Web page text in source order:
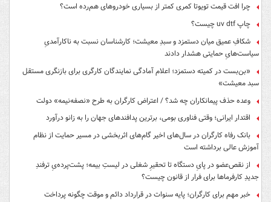
چرا افت قیمت تویوتا کمری کمتر از بسیاری خودروهای هم‌رده است؟
چاپ uv dtf چیست؟
شکافِ عمیق میان دستمزد و سبدِ معیشت؛ کارشناسان نسبت به ناکارآمدیِ
سیاست‌هایِ حمایتی هشدار دادند
«بن‌بست در کمیته دستمزد؛ اعلام آمادگی نمایندگان کارگری برای بازنگری مستقل
سبد معیشت»
وعده حذف پیمانکاران چه شد؟ / اعتراض کارگران به طرح «نصفه‌نیمه» دولت
اقتدار ایرانی؛ وقتی فناوری بومی، برترین پدافندهای جهان را به زانو درآورد
بانک رفاه کارگران در سال‌های اخیر گام‌های اثربخشی در مسیر حمایت از نظام
آموزش عالی برداشته است
از نقص‌عضو در پایِ دستگاه تا تحقیرِ شغلی در لیستِ بیمه؛ پشت‌پرده‌یِ ترفندِ
جدیدِ کارفرماها برای فرار از قانون چیست؟
خبر مهم برای کارگران؛ پایه سنوات در قرارداد دائم و موقت چگونه پرداخت